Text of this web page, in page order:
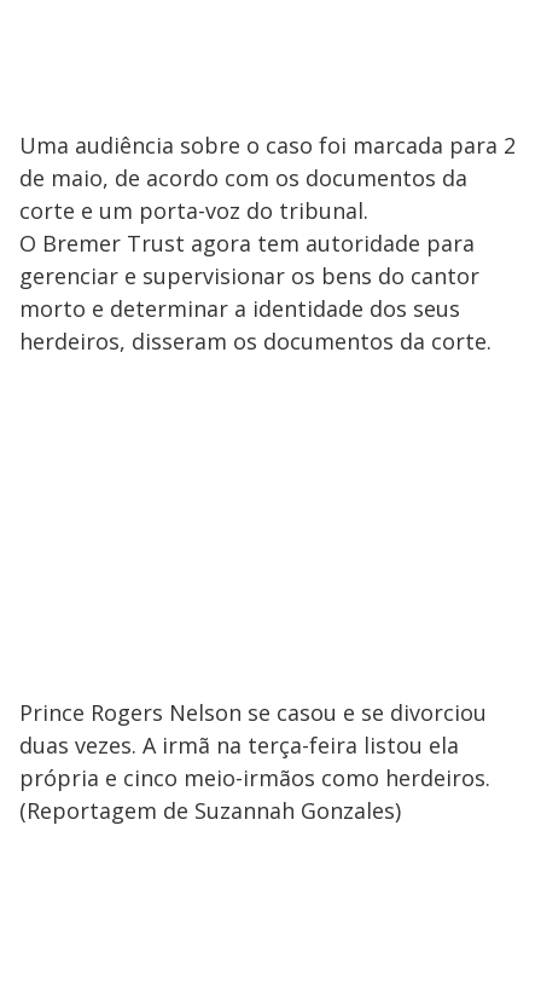
Uma audiência sobre o caso foi marcada para 2
de maio, de acordo com os documentos da
corte e um porta-voz do tribunal.
O Bremer Trust agora tem autoridade para
gerenciar e supervisionar os bens do cantor
morto e determinar a identidade dos seus
herdeiros, disseram os documentos da corte.
Prince Rogers Nelson se casou e se divorciou
duas vezes. A irmã na terça-feira listou ela
própria e cinco meio-irmãos como herdeiros.
(Reportagem de Suzannah Gonzales)